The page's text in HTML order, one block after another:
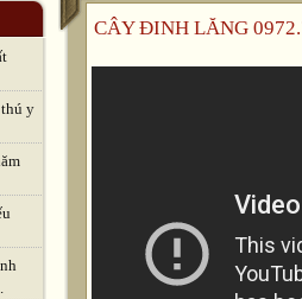
y
CÂY ĐINH LĂNG